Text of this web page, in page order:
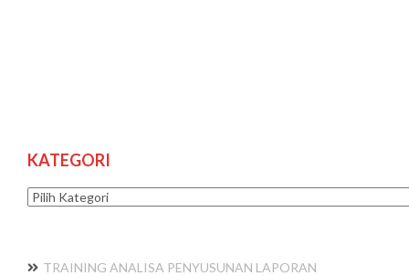
KATEGORI
Kategori
TRAINING ANALISA PENYUSUNAN LAPORAN